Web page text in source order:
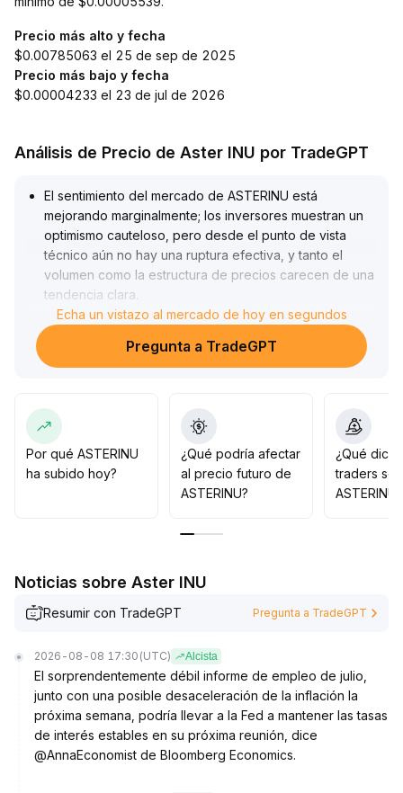
Precio más alto y fecha
$0.00785063 el 25 de sep de 2025
Precio más bajo y fecha
$0.00004233 el 23 de jul de 2026
Análisis de Precio de Aster INU por TradeGPT
El sentimiento del mercado de ASTERINU está
mejorando marginalmente; los inversores muestran un
optimismo cauteloso, pero desde el punto de vista
técnico aún no hay una ruptura efectiva, y tanto el
volumen como la estructura de precios carecen de una
tendencia clara
Se recomienda para el corto plazo operar
cautelosamente cerca del rango de consolidación
(considerando niveles históricos de resistencia y
plazo, esperar a que el precio rompa el nivel clave con
aumento de volumen antes de incrementar posiciones,
controlando estrictamente el riesgo y evitando comprar
en precios elevados
Echa un vistazo al mercado de hoy en segundos
Pregunta a TradeGPT
Por qué ASTERINU
ha subido hoy?
¿Qué podría afectar
al precio futuro de
ASTERINU?
¿Qué
traders
ASTERINU?
Noticias sobre Aster INU
Resumir con TradeGPT Pregunta a TradeGPT
2026-08-08 17:30 (UTC) Alcista
El sorprendentemente débil informe de empleo de julio,
junto con una posible desaceleración de la inflación la
próxima semana, podría llevar a la Fed a mantener las tasas
de interés estables en su próxima reunión, dice
@AnnaEconomist de Bloomberg Economics.